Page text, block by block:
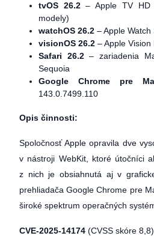
tvOS 26.2– Apple TV HD
modely)
watchOS 26.2 – Apple
visionOS 26.2 – Apple
Safari 26.2– zariadenia
Sequoia
Google Chrome pre
143.0.7499.110
Opis činnosti:
Spoločnosť Apple opravila dve
v nástroji WebKit, ktoré útočníci
z nich je obsiahnutá aj v
prehliadača Google Chrome pre
široké spektrum operačných
CVE-2025-14174 (CVSS skóre 8,8)